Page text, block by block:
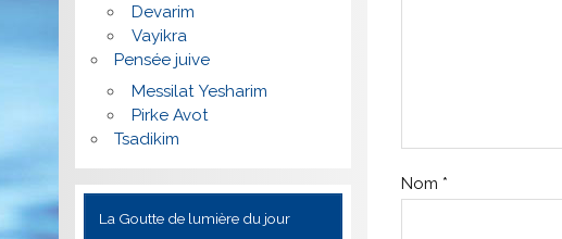
Devarim
Vayikra
Pensée juive
Messilat Yesharim
Pirke Avot
Tsadikim
La Goutte de lumière du jour
Nom *